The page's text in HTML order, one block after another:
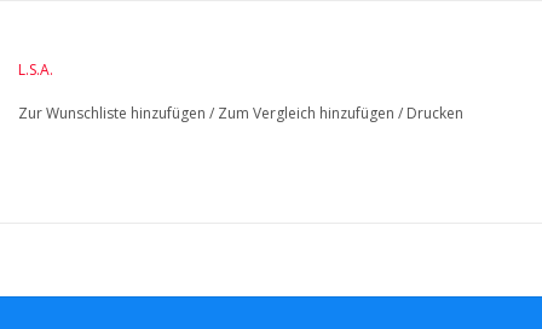
LängeMM: 180
L.S.A.
Zur Wunschliste hinzufügen / Zum Vergleich hinzufügen / Drucken